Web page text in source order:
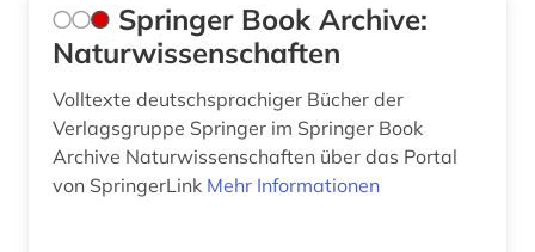
Springer Book Archive:
Naturwissenschaften
Volltexte deutschsprachiger Bücher der
Verlagsgruppe Springer im Springer Book
Archive Naturwissenschaften über das Portal
von SpringerLink Mehr Informationen